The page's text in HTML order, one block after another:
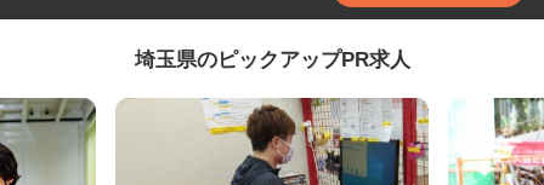
埼玉県のピックアップPR求人